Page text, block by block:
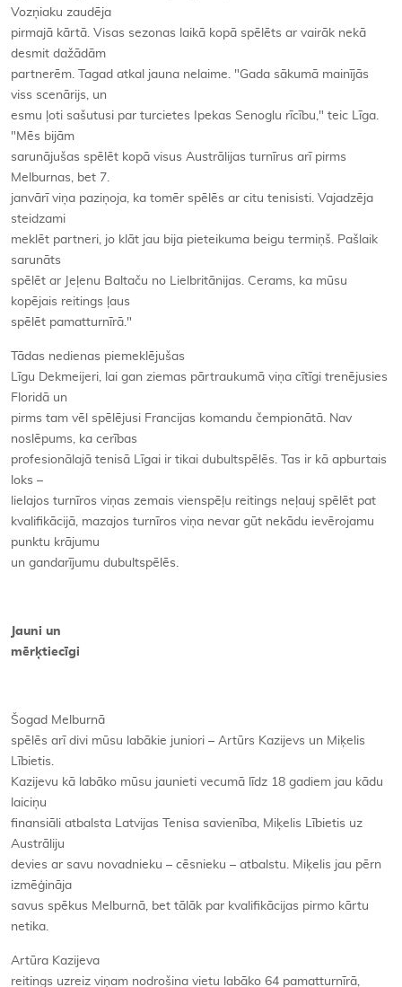
Vozņiaku zaudēja
pirmajā kārtā. Visas sezonas laikā kopā spēlēts ar vairāk nekā
desmit dažādām
partnerēm. Tagad atkal jauna nelaime. "Gada sākumā mainījās
viss scenārijs, un
esmu ļoti sašutusi par turcietes Ipekas Senoglu rīcību," teic Līga.
"Mēs bijām
sarunājušas spēlēt kopā visus Austrālijas turnīrus arī pirms
Melburnas, bet 7.
janvārī viņa paziņoja, ka tomēr spēlēs ar citu tenisisti. Vajadzēja
steidzami
meklēt partneri, jo klāt jau bija pieteikuma beigu termiņš. Pašlaik
sarunāts
spēlēt ar Jeļenu Baltaču no Lielbritānijas. Cerams, ka mūsu
kopējais reitings ļaus
spēlēt pamatturnīrā."
Tādas nedienas piemeklējušas
Līgu Dekmeijeri, lai gan ziemas pārtraukumā viņa cītīgi trenējusies
Floridā un
pirms tam vēl spēlējusi Francijas komandu čempionātā. Nav
noslēpums, ka cerības
profesionālajā tenisā Līgai ir tikai dubultspēlēs. Tas ir kā apburtais
loks –
lielajos turnīros viņas zemais vienspēļu reitings neļauj spēlēt pat
kvalifikācijā, mazajos turnīros viņa nevar gūt nekādu ievērojamu
punktu krājumu
un gandarījumu dubultspēlēs.
Jauni un
mērķtiecīgi
Šogad Melburnā
spēlēs arī divi mūsu labākie juniori – Artūrs Kazijevs un Miķelis
Lībietis.
Kazijevu kā labāko mūsu jaunieti vecumā līdz 18 gadiem jau kādu
laiciņu
finansiāli atbalsta Latvijas Tenisa savienība, Miķelis Lībietis uz
Austrāliju
devies ar savu novadnieku – cēsnieku – atbalstu. Miķelis jau pērn
izmēģināja
savus spēkus Melburnā, bet tālāk par kvalifikācijas pirmo kārtu
netika.
Artūra Kazijeva
reitings uzreiz viņam nodrošina vietu labāko 64 pamatturnīrā,